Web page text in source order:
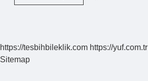
Hastalığı
https://tesbihbileklik.com https://yuf.com.tr
Sitemap